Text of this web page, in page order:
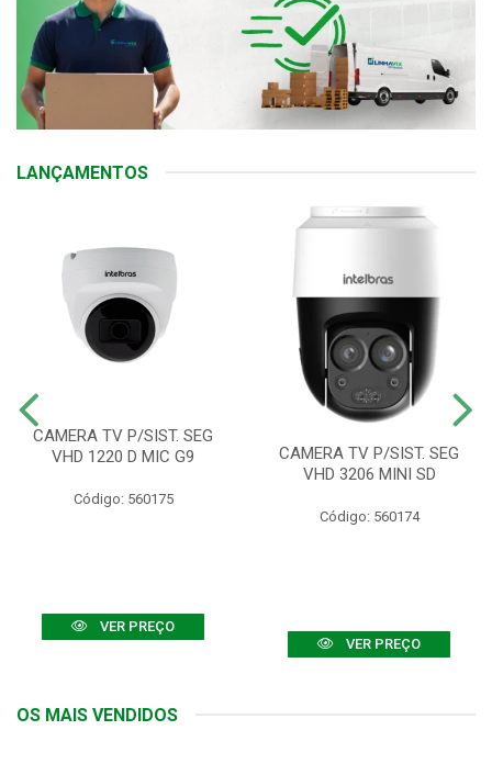
LANÇAMENTOS
CAMERA TV P/SIST. SEG
VHD 1220 D MIC G9
Código: 560175
VER PREÇO
CAMERA TV P/SIST. SEG
VHD 3206 MINI SD
Código: 560174
VER PREÇO
OS MAIS VENDIDOS